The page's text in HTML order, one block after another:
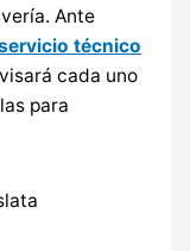
Ante
técnico
cada uno
para